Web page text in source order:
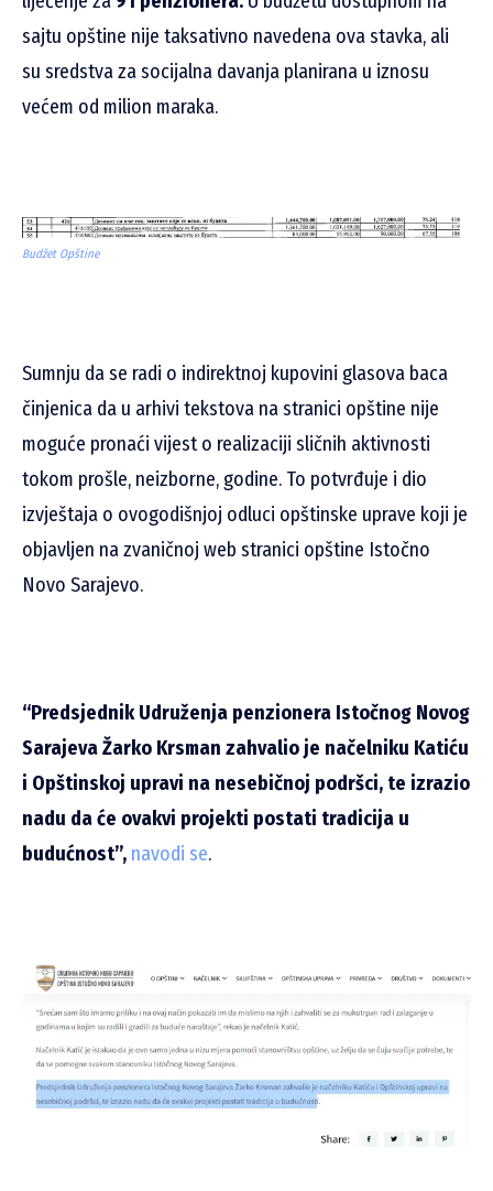
sajtu opštine nije taksativno navedena ova stavka, ali
su sredstva za socijalna davanja planirana u iznosu
većem od milion maraka.
Budžet Opštine
Sumnju da se radi o indirektnoj kupovini glasova baca
činjenica da u arhivi tekstova na stranici opštine nije
moguće pronaći vijest o realizaciji sličnih aktivnosti
tokom prošle, neizborne, godine. To potvrđuje i dio
izvještaja o ovogodišnjoj odluci opštinske uprave koji je
objavljen na zvaničnoj web stranici opštine Istočno
Novo Sarajevo.
“Predsjednik Udruženja penzionera Istočnog Novog
Sarajeva Žarko Krsman zahvalio je načelniku Katiću
i Opštinskoj upravi na nesebičnoj podršci, te izrazio
nadu da će ovakvi projekti postati tradicija u
budućnost”, navodi se.